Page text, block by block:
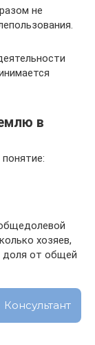
не
в
хозяев,
доля от общей
его